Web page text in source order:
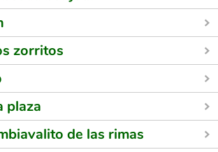
zorritos
plaza
de las rimas